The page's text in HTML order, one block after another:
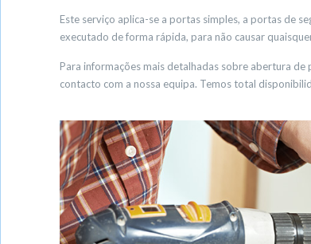
Este serviço aplica-se a portas simples, a portas de
executado de forma rápida, para não causar
Para informações mais detalhadas sobre abertura
contacto com a nossa equipa. Temos total